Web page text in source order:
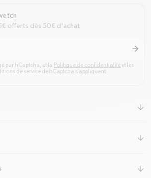
offerts dès 50€ d'achat
arrow-
par hCaptcha, et la Politique de confidentialité et les
de servicede hCaptcha s’appliquent.